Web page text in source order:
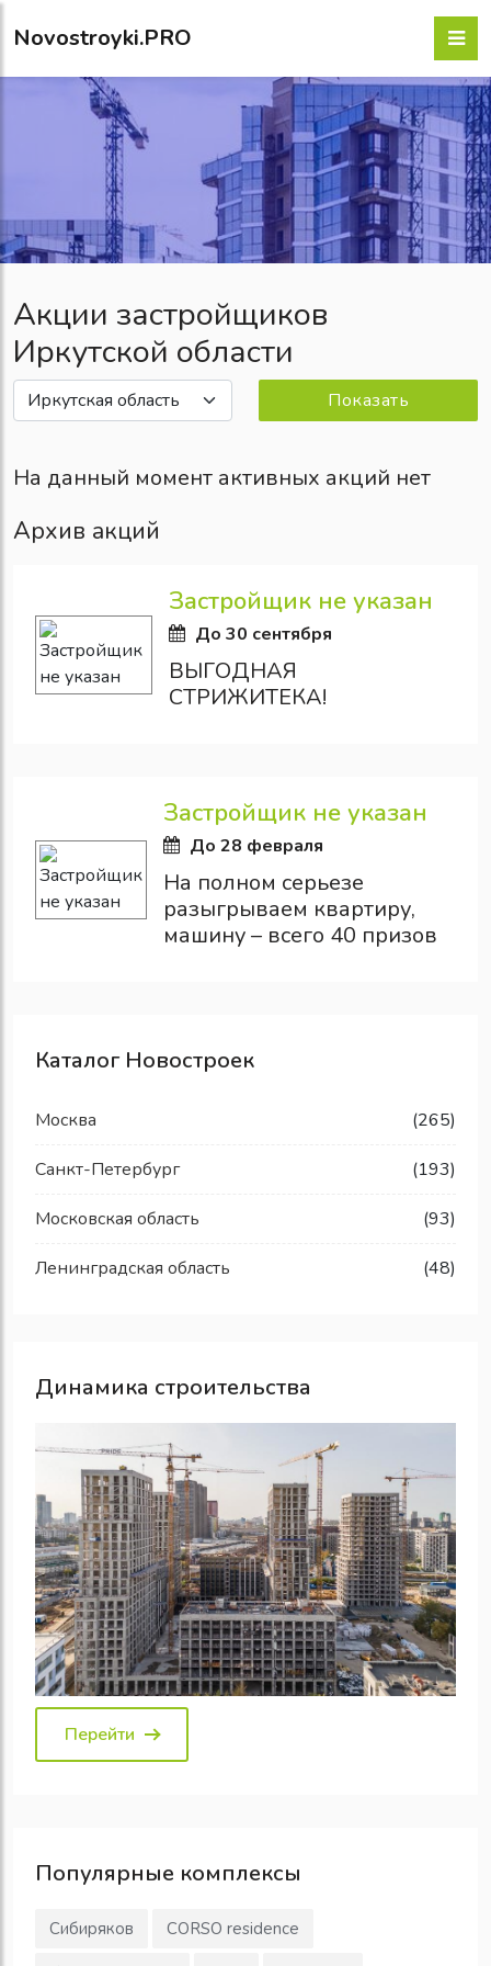
Novostroyki.PRO
Акции застройщиков
Иркутской области
Показать
На данный момент активных акций нет
Архив акций
Застройщик не указан
До 30 сентября
ВЫГОДНАЯ
СТРИЖИТЕКА!
Застройщик не указан
До 28 февраля
На полном серьезе
разыгрываем квартиру,
машину – всего 40 призов
Каталог Новостроек
Москва (265)
Санкт-Петербург (193)
Московская область (93)
Ленинградская область (48)
Динамика строительства
Перейти
Популярные комплексы
Сибиряков
CORSO residence